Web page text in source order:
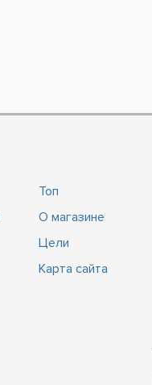
Топ
О магазине
Цели
Карта сайта